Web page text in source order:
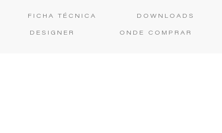
FICHA TÉCNICA DOWNLOADS
DESIGNER ONDE COMPRAR